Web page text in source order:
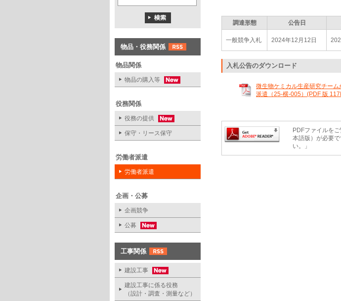
物品・役務関係
物品関係
物品の購入等
役務関係
役務の提供
保守・リース保守
労働者派遣
労働者派遣
企画・公募
企画競争
公募
工事関係
建設工事
建設工事に係る役務
（設計・調査・測量など）
調達形態 公告日
一般競争入札 2024年12月12日
入札公告のダウンロード
微生物ケミカル生産研究チー
派遣（25-横-005）(PDF 版
PDFファイルを
本語版）が必要
い。」